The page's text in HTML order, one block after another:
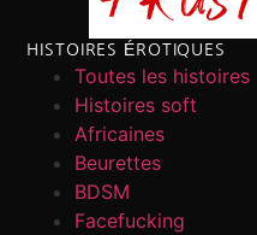
HISTOIRES ÉROTIQUES
Toutes les histoires
Histoires soft
Africaines
Beurettes
BDSM
Facefucking